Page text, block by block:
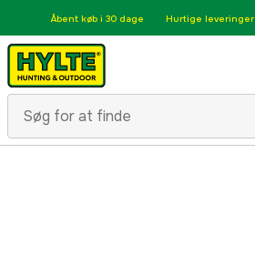
Åbent køb i 30 dage Hurtige leveringer